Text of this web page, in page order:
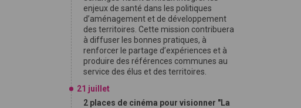
enjeux de santé dans les politiques
d’aménagement et de développement
des territoires. Cette mission contribuera
à diffuser les bonnes pratiques, à
renforcer le partage d’expériences et à
produire des références communes au
service des élus et des territoires.
21 juillet
2 places de cinéma pour visionner "La